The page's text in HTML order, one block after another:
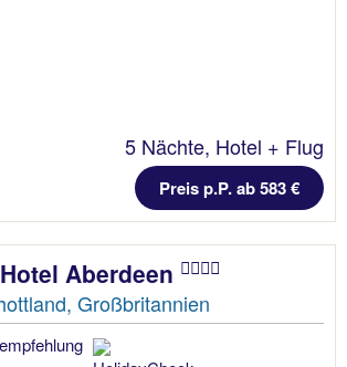
5 Nächte, Hotel + Flug
Preis p.P. ab 583 €
Aberdeen
Großbritannien